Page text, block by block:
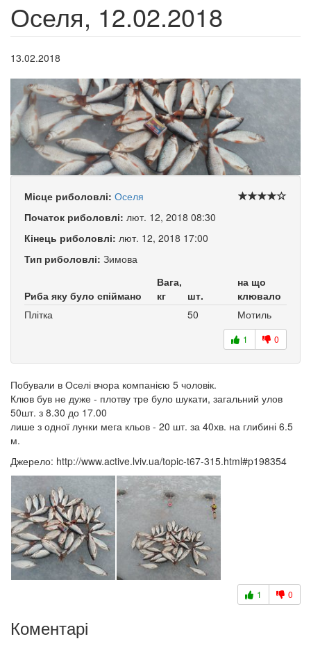
Оселя, 12.02.2018
13.02.2018
Місце риболовлі: Оселя
Початок риболовлі: лют. 12, 2018 08:30
Кінець риболовлі: лют. 12, 2018 17:00
Тип риболовлі: Зимова
Риба яку було спіймано
Вага,
кг
шт.
на що
клювало
Плітка
50 Мотиль
1 0
Побували в Оселі вчора компанією 5 чоловік.
Клюв був не дуже - плотву тре було шукати, загальний улов
50шт. з 8.30 до 17.00
лише з одної лунки мега кльов - 20 шт. за 40хв. на глибині 6.5
м.
Джерело: http://www.active.lviv.ua/topic-t67-315.html#p198354
1 0
Коментарі